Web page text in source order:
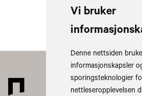
Vi bruker
Denne nettsiden
informasjonskapsler
sporingsteknologier
nettleseropplevelsen